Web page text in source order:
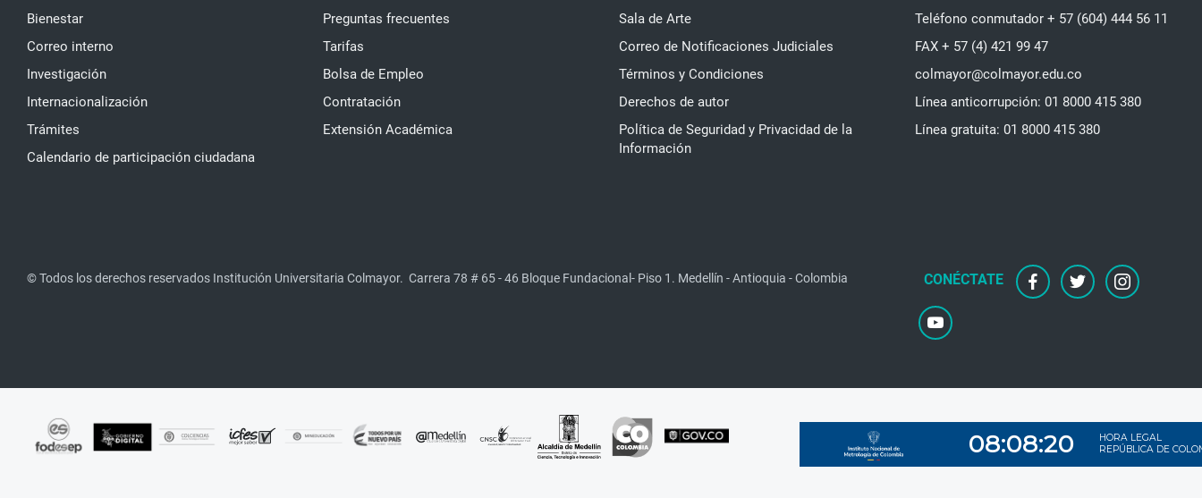
Bienestar
Correo interno
Investigación
Internacionalización
Trámites
Calendario de participación ciudadana
Preguntas frecuentes
Tarifas
Bolsa de Empleo
Contratación
Extensión Académica
Sala de Arte
Correo de Notificaciones Judiciales
Términos y Condiciones
Derechos de autor
Política de Seguridad y Privacidad de la
Información
Teléfono conmutador + 57 (604) 444 56 11
FAX + 57 (4) 421 99 47
colmayor@colmayor.edu.co
Línea anticorrupción: 01 8000 415 380
Línea gratuita: 01 8000 415 380
© Todos los derechos reservados Institución Universitaria Colmayor. Carrera 78 # 65 - 46 Bloque Fundacional- Piso 1. Medellín - Antioquia - Colombia